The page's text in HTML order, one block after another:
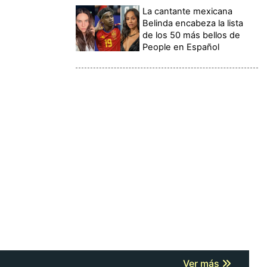
La cantante mexicana
Belinda encabeza la lista
de los 50 más bellos de
People en Español
Ver más